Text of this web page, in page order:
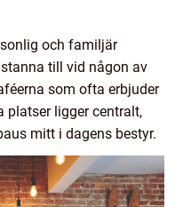
och familjär
till vid någon av
som ofta erbjuder
platser ligger centralt,
mitt i dagens bestyr.